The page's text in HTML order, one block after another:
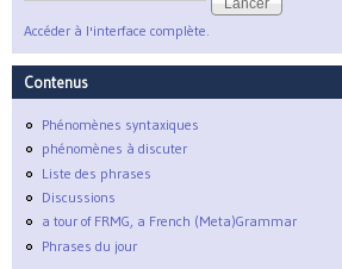
Accéder à l'interface complète.
Contenus
Phénomènes syntaxiques
phénomènes à discuter
Liste des phrases
Discussions
a tour of FRMG, a French (Meta)Grammar
Phrases du jour